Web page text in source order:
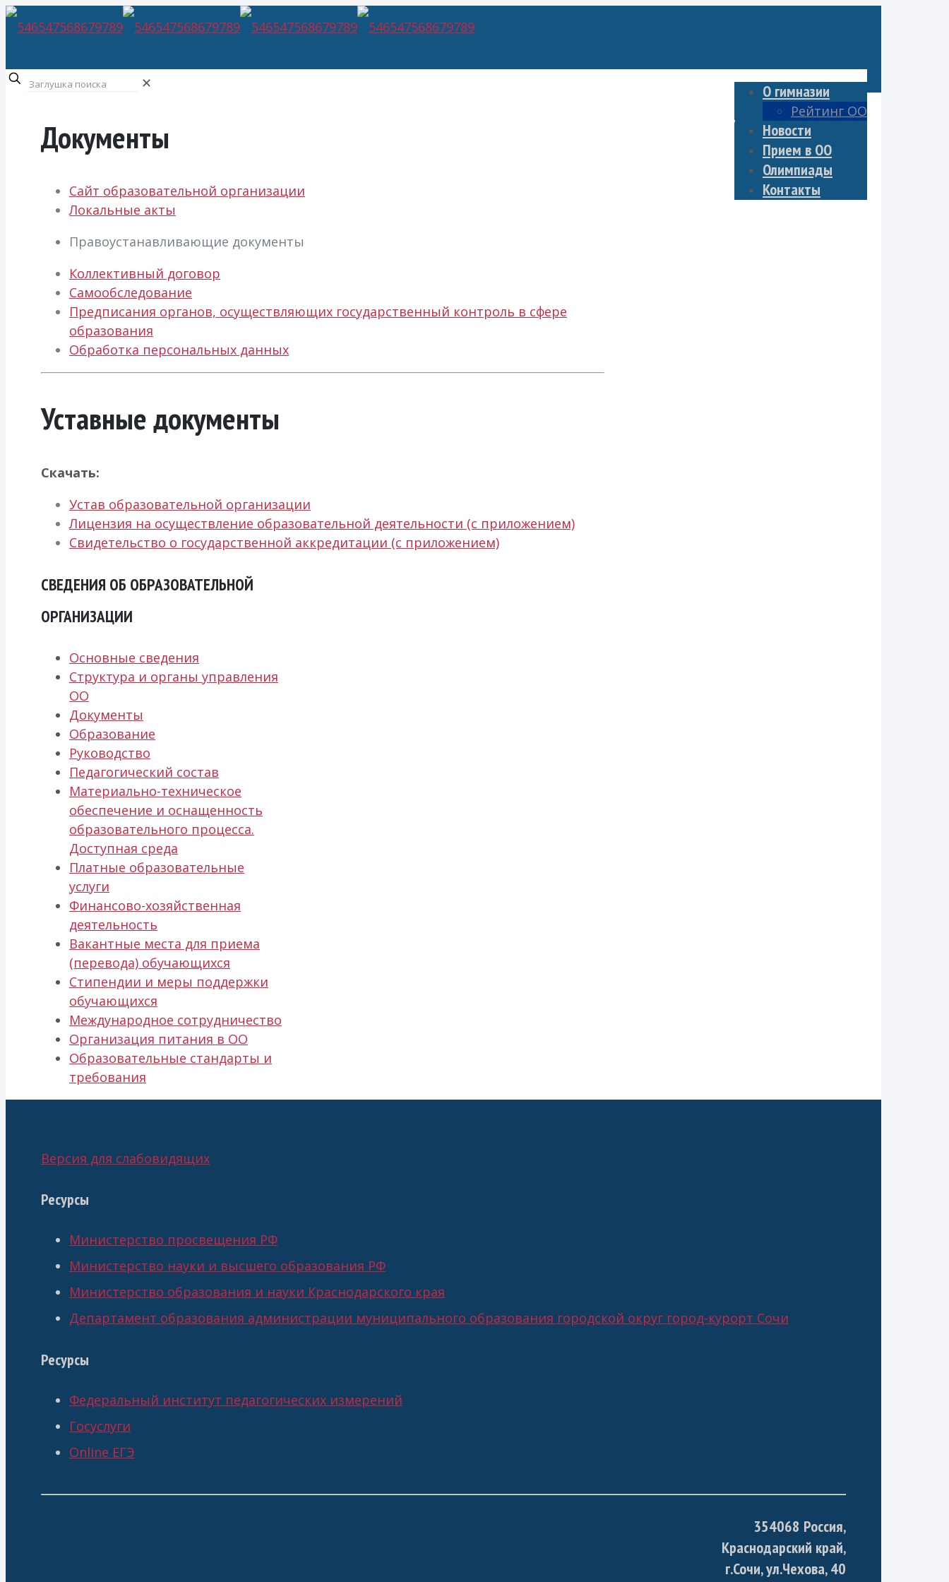
О гимназии
Рейтинг ОО
Новости
Прием в ОО
Олимпиады
Контакты
✕
Документы
Сайт образовательной организации
Локальные акты
Правоустанавливающие документы
Коллективный договор
Самообследование
Предписания органов, осуществляющих государственный контроль в сфере
образования
Обработка персональных данных
Уставные документы
Скачать:
Устав образовательной организации
Лицензия на осуществление образовательной деятельности (с приложением)
Свидетельство о государственной аккредитации (с приложением)
СВЕДЕНИЯ ОБ ОБРАЗОВАТЕЛЬНОЙ
ОРГАНИЗАЦИИ
Основные сведения
Структура и органы управления
ОО
Документы
Образование
Руководство
Педагогический состав
Материально-техническое
обеспечение и оснащенность
образовательного процесса.
Доступная среда
Платные образовательные
услуги
Финансово-хозяйственная
деятельность
Вакантные места для приема
(перевода) обучающихся
Стипендии и меры поддержки
обучающихся
Международное сотрудничество
Организация питания в ОО
Образовательные стандарты и
требования
Версия для слабовидящих
Ресурсы
Министерство просвещения РФ
Министерство науки и высшего образования РФ
Министерство образования и науки Краснодарского края
Департамент образования администрации муниципального образования городской округ город-курорт Сочи
Ресурсы
Федеральный институт педагогических измерений
Госуслуги
Online ЕГЭ
354068 Россия,
Краснодарский край,
г.Сочи, ул.Чехова, 40